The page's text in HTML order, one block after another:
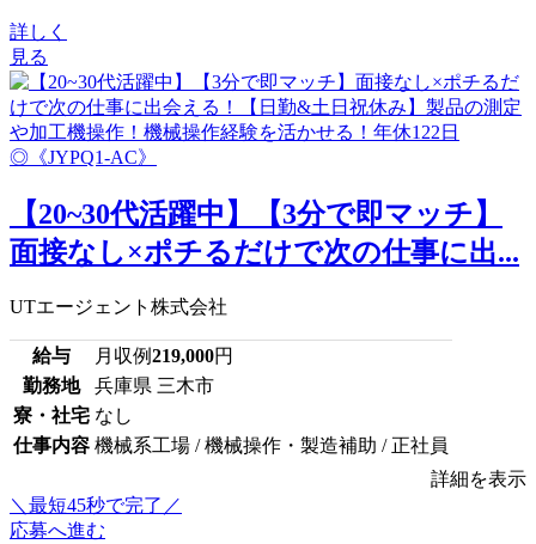
詳しく
見る
【20~30代活躍中】【3分で即マッチ】
面接なし×ポチるだけで次の仕事に出...
UTエージェント株式会社
給与 月収例219,000円
勤務地
兵庫県 三木市
寮・社宅 なし
仕事内容 機械系工場 / 機械操作・製造補助 / 正社員
詳細を表示
＼最短45秒で完了／
応募へ進む